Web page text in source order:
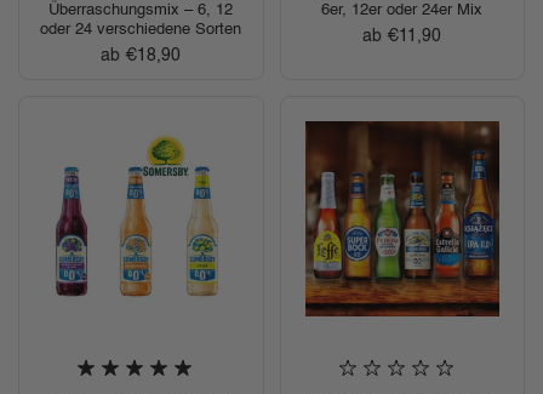
Überraschungsmix – 6, 12
oder 24 verschiedene Sorten
Regulärer Preis
ab €18,90
6er, 12er oder 24er Mix
Regulärer Preis
ab €11,90